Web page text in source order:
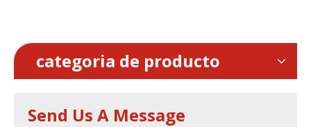
Velocidad nominal: 0.27m
/ s ~ 0.42m / s
ángulo 0.8m / s sin ángulo
1.2m / s
categoria de producto
Send Us A Message